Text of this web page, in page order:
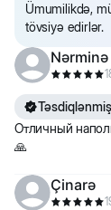
Ümumilikdə,
tövsiyə edirlər.
Təsdiqlənmiş
Отличный
🙏
Çinarə